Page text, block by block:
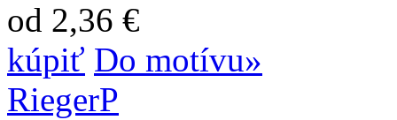
od 2,36 €
kúpiť Do motívu»
RiegerP